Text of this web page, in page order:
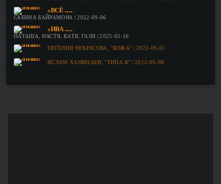
«ВСЁ ......
САБИНА БАЙРАМОВА | 2022-09-06
«ИВА ......
НАТАША, НАСТЯ, КАТЯ, ГАЛЯ | 2025-05-16
ЕВГЕНИЯ НЕКРАСОВА, "КОЖА" | 2022-09-01
ИСЛАМ ХАНИПАЕВ, "ТИПА Я" | 2022-09-08